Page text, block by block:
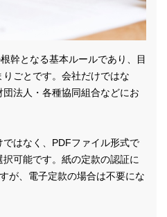
幹となる基本ルールであり、目
ごとです。会社だけではな
法人・各種協同組合などにお
ではなく、PDFファイル形式で
可能です。紙の定款の認証に
が、電子定款の場合は不要にな